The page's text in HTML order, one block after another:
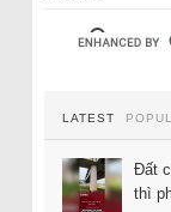
LATEST
Đất
thì